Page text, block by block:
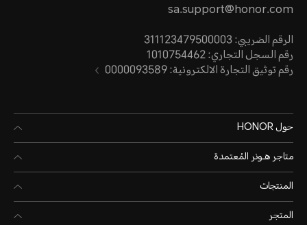
sa.support@honor.com
الرقم الضريبي: 311123479500003
رقم السجل التجاري: 1010754462
رقم توثيق التجارة الالكترونية: 0000093589
حول HONOR
متاجر هـونر المُعتمدة
المنتجات
المتجر